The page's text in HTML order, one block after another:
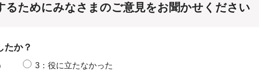
るためにみなさまのご意見をお聞かせください
たか？
3：役に立たなかった